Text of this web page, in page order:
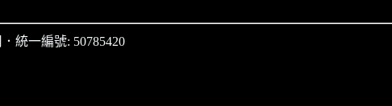
． 統一編號: 50785420